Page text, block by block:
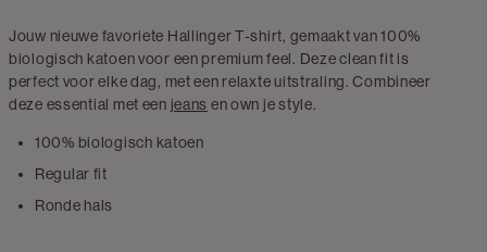
Jouw nieuwe favoriete Hallinger T-shirt, gemaakt van 100%
biologisch katoen voor een premium feel. Deze clean fit is
perfect voor elke dag, met een relaxte uitstraling. Combineer
deze essential met een jeans en own je style.
100% biologisch katoen
Regular fit
Ronde hals